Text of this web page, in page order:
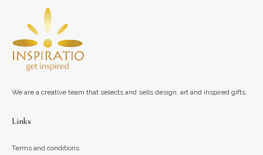
We are a creative team that selects and sells design, art and inspired gifts.
Links
Terms and conditions